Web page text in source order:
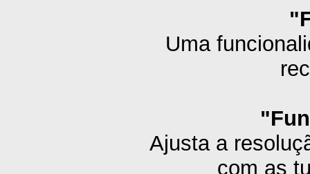
Uma
Ajusta a
com as